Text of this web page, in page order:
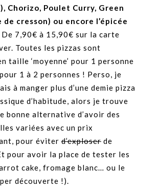
Chorizo, Poulet Curry, Green
de cresson) ou encore l’épicée
De 7,90€ à 15,90€ sur la carte
Toutes les pizzas sont
taille ‘moyenne’ pour 1 personne
pour 1 à 2 personnes ! Perso, je
à manger plus d’une demie pizza
d’habitude, alors je trouve
bonne alternative d’avoir des
variées avec un prix
pour éviter d’exploser de
pour avoir la place de tester les
cake, fromage blanc… ou le
découverte !).